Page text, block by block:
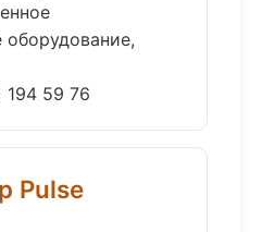
оборудование,
194 59 76
Pulse